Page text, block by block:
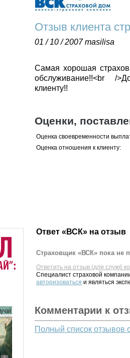
Отзыв клиента
01 / 10 / 2007masilisa
Самая хорошая
обслуживание!!<br /
клиенту!!
Оценки,
Оценка своевременности
Оценка отношения к клиенту:
Ответ «ВСК» на отзыв
Страховщик «ВСК» пока не
Ответить на отзыв (для служб
Специалист страховой
авторизоваться и являться
Комментарии к
Полный список отзывов